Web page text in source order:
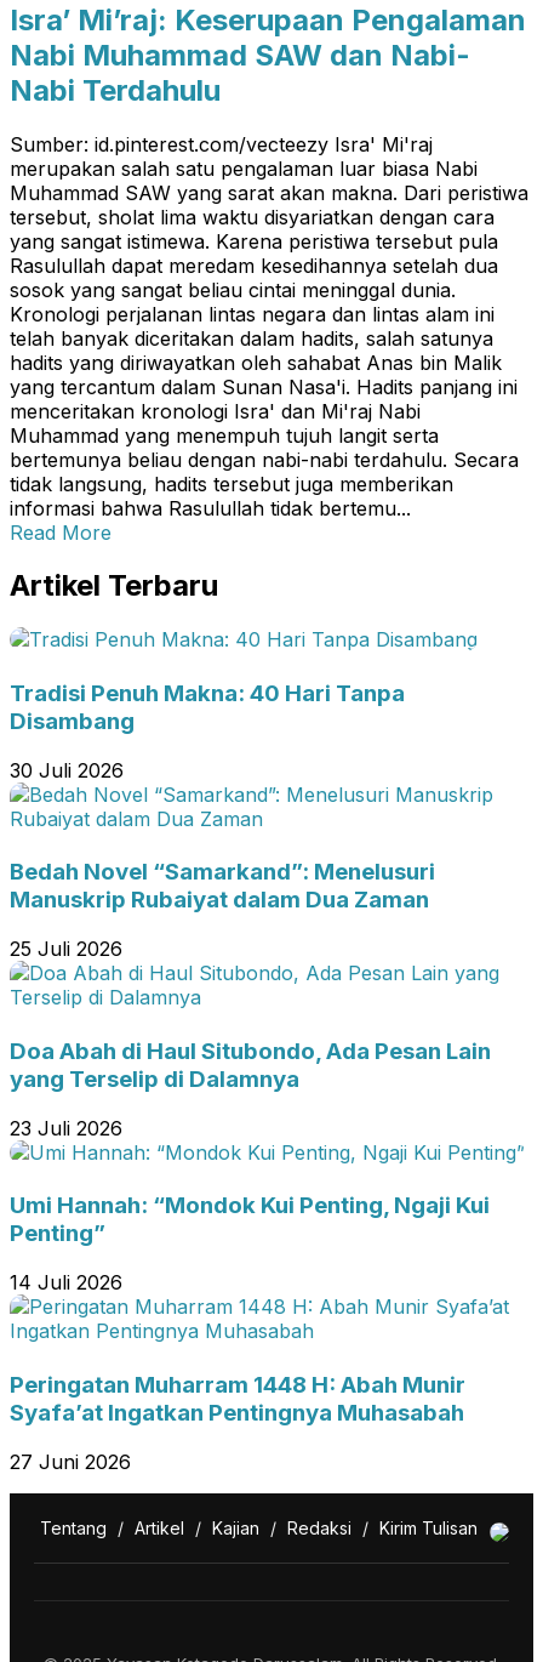
Isra’ Mi’raj: Keserupaan Pengalaman
Nabi Muhammad SAW dan Nabi-
Nabi Terdahulu
Sumber: id.pinterest.com/vecteezy Isra' Mi'raj
merupakan salah satu pengalaman luar biasa Nabi
Muhammad SAW yang sarat akan makna. Dari peristiwa
tersebut, sholat lima waktu disyariatkan dengan cara
yang sangat istimewa. Karena peristiwa tersebut pula
Rasulullah dapat meredam kesedihannya setelah dua
sosok yang sangat beliau cintai meninggal dunia.
Kronologi perjalanan lintas negara dan lintas alam ini
telah banyak diceritakan dalam hadits, salah satunya
hadits yang diriwayatkan oleh sahabat Anas bin Malik
yang tercantum dalam Sunan Nasa'i. Hadits panjang ini
menceritakan kronologi Isra' dan Mi'raj Nabi
Muhammad yang menempuh tujuh langit serta
bertemunya beliau dengan nabi-nabi terdahulu. Secara
tidak langsung, hadits tersebut juga memberikan
informasi bahwa Rasulullah tidak bertemu...
Read More
Artikel Terbaru
Tradisi Penuh Makna: 40 Hari Tanpa
Disambang
30 Juli 2026
Bedah Novel “Samarkand”: Menelusuri
Manuskrip Rubaiyat dalam Dua Zaman
25 Juli 2026
Doa Abah di Haul Situbondo, Ada Pesan Lain
yang Terselip di Dalamnya
23 Juli 2026
Umi Hannah: “Mondok Kui Penting, Ngaji Kui
Penting”
14 Juli 2026
Peringatan Muharram 1448 H: Abah Munir
Syafa’at Ingatkan Pentingnya Muhasabah
27 Juni 2026
Tentang / Artikel / Kajian / Redaksi / Kirim Tulisan